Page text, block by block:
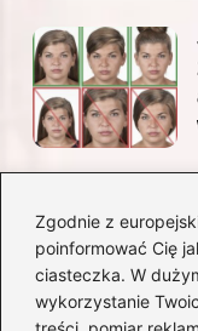
Zgodnie z
poinformować Cię
ciasteczka. W
wykorzystanie